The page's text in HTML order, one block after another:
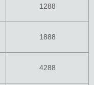
1288
1888
4288